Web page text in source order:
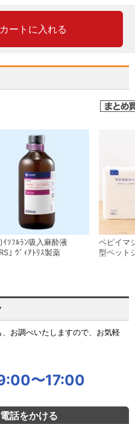
ートに入れる
ｿﾌﾙﾗﾝ吸入麻酔液
｣ ｳﾞｨｱﾄﾘｽ製薬
ペピイマ
型ペット
お調べいたしますので、お気軽
〜17:00
話をかける